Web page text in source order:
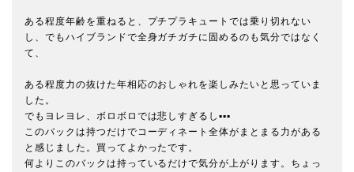
ある程度年齢を重ねると、プチプラキュートでは乗り切れない
し、でもハイブランドで全身ガチガチに固めるのも気分ではなく
て、
ある程度力の抜けた年相応のおしゃれを楽しみたいと思っていま
した。
でもヨレヨレ、ボロボロでは悲しすぎるし▪▪▪
このバックは持つだけでコーディネート全体がまとまる力がある
と感じました。買ってよかったです。
何よりこのバックは持っているだけで気分が上がります。ちょっ